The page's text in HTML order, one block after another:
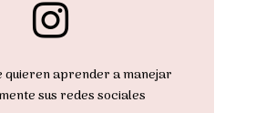

quieren aprender a manejar
sus redes sociales